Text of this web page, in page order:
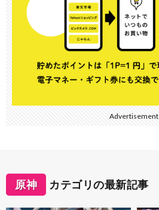
Advertisement
原神 カテゴリの最新記事